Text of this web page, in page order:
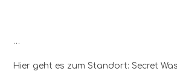
…
Hier geht es zum Standort: Secret